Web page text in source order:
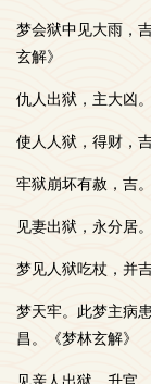
梦会狱中见大雨，
玄解》
仇人出狱，主大凶
使人人狱，得财，
牢狱崩坏有赦，吉
见妻出狱，永分居
梦见人狱吃杖，并
梦天牢。此梦主病
昌。《梦林玄解》